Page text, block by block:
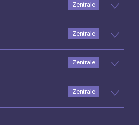
Zentrale
Zentrale
Zentrale
Zentrale